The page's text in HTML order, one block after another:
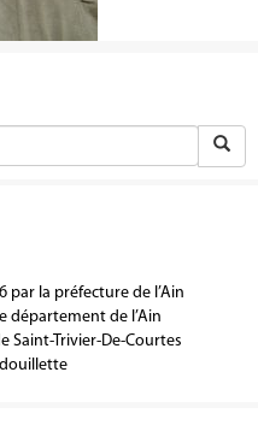
par la préfecture de l’Ain
département de l’Ain
Saint-Trivier-De-Courtes